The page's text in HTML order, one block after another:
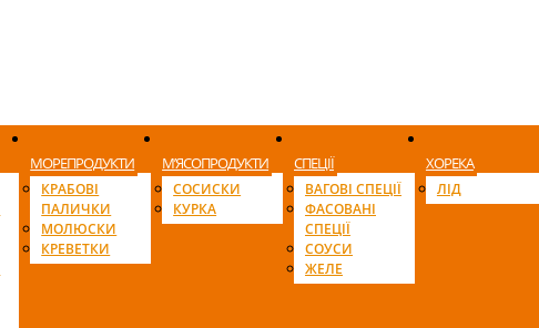
МОРЕПРОДУКТИ
КРАБОВІ
ПАЛИЧКИ
МОЛЮСКИ
КРЕВЕТКИ
М’ЯСОПРОДУКТИ
СОСИСКИ
КУРКА
СПЕЦІЇ
ВАГОВІ СПЕЦІЇ
ФАСОВАНІ
СПЕЦІЇ
СОУСИ
ЖЕЛЕ
ХОРЕКА
ЛІД